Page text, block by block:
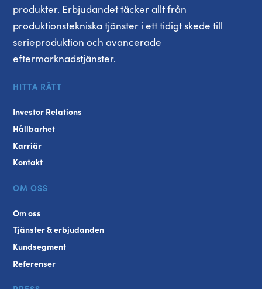
produkter. Erbjudandet täcker allt från
produktionstekniska tjänster i ett tidigt skede till
serieproduktion och avancerade
eftermarknadstjänster.
HITTA RÄTT
Investor Relations
Hållbarhet
Karriär
Kontakt
OM OSS
Om oss
Tjänster & erbjudanden
Kundsegment
Referenser